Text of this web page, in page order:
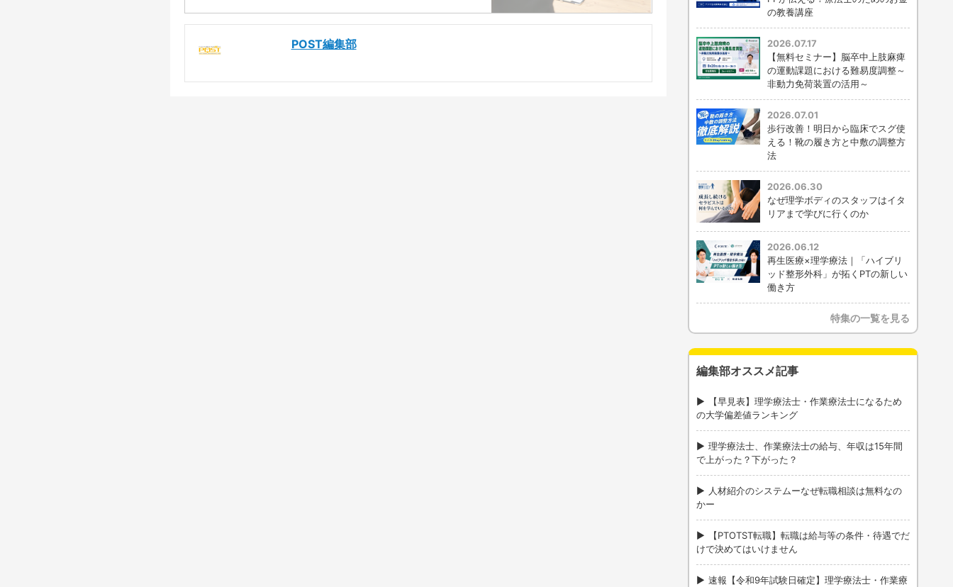
POST編集部
の教養講座
2026.07.17
【無料セミナー】脳卒中上肢麻痺
の運動課題における難易度調整～
非動力免荷装置の活用～
2026.07.01
歩行改善！明日から臨床でスグ使
える！靴の履き方と中敷の調整方
法
2026.06.30
なぜ理学ボディのスタッフはイタ
リアまで学びに行くのか
2026.06.12
再生医療×理学療法｜「ハイブリ
ッド整形外科」が拓くPTの新しい
働き方
特集の一覧を見る
編集部オススメ記事
【早見表】理学療法士・作業療法士になるため
の大学偏差値ランキング
理学療法士、作業療法士の給与、年収は15年間
で上がった？下がった？
人材紹介のシステムーなぜ転職相談は無料なの
かー
【PTOTST転職】転職は給与等の条件・待遇でだ
けで決めてはいけません
速報【令和9年試験日確定】理学療法士・作業療